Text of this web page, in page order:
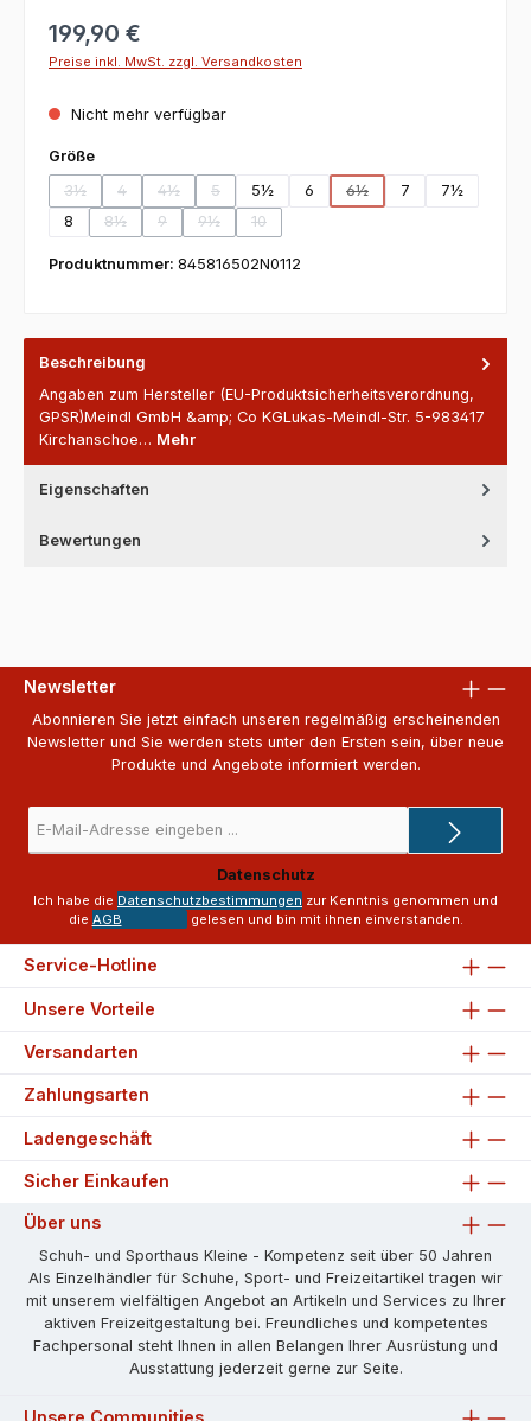
199,90 €
Preise inkl. MwSt. zzgl. Versandkosten
Nicht mehr verfügbar
Größeauswählen
3½
(Diese Option ist zurzeit nicht verfügbar.)
4
(Diese Option ist zurzeit nicht verfügbar.)
4½
(Diese Option ist zurzeit nicht verfügbar.)
5
(Diese Option ist zurzeit nicht verfügbar.)
5½ 6 6½
(Diese Option ist zurzeit
7
7½
8
8½
(Diese Option ist zurzeit nicht verfügbar.)
9
(Diese Option ist zurzeit nicht verfügbar.)
9½
(Diese Option ist zurzeit nicht verfügbar.)
10
(Diese Option ist zurzeit nicht verfügbar.)
Produktnummer: 845816502N0112
Beschreibung
Angaben zum Hersteller (EU-Produktsicherheitsverordnung,
GPSR)Meindl GmbH &amp; Co KGLukas-Meindl-Str. 5-983417
Kirchanschoe… Mehr
Eigenschaften
Bewertungen
Newsletter
Abonnieren Sie jetzt einfach unseren regelmäßig erscheinenden
Newsletter und Sie werden stets unter den Ersten sein, über neue
Produkte und Angebote informiert werden.
Mail-
Adresse
*
Datenschutz
Ich habe die Datenschutzbestimmungen zur Kenntnis genommen und
die AGB gelesen und bin mit ihnen einverstanden.
Service-Hotline
Unsere Vorteile
Versandarten
Zahlungsarten
Ladengeschäft
Sicher Einkaufen
Über uns
Schuh- und Sporthaus Kleine - Kompetenz seit über 50 Jahren
Als Einzelhändler für Schuhe, Sport- und Freizeitartikel tragen wir
mit unserem vielfältigen Angebot an Artikeln und Services zu Ihrer
aktiven Freizeitgestaltung bei. Freundliches und kompetentes
Fachpersonal steht Ihnen in allen Belangen Ihrer Ausrüstung und
Ausstattung jederzeit gerne zur Seite.
Unsere Communities